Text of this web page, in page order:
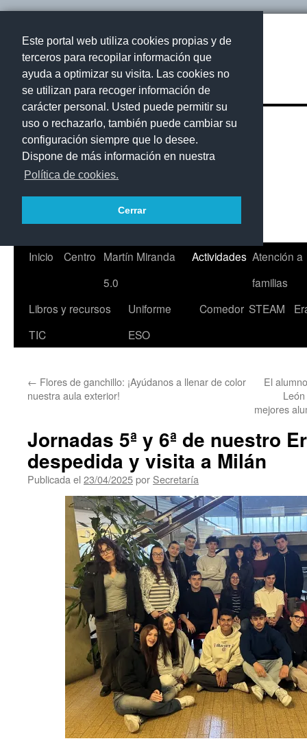
Este portal web utiliza cookies propias y de
terceros para recopilar información que
ayuda a optimizar su visita. Las cookies no
se utilizan para recoger información de
carácter personal. Usted puede permitir su
uso o rechazarlo, también puede cambiar su
configuración siempre que lo desee.
Dispone de más información en nuestra
Política de cookies.
Cerrar
Saltar
contenido
Inicio Centro Martín Miranda
5.0
Actividades Atención a
familias
Libros y recursos
TIC
Uniforme
ESO
Comedor STEAM
← Flores de ganchillo: ¡Ayúdanos a llenar de color
nuestra aula exterior!
El
mejores
Jornadas 5ª y 6ª de nuestro
despedida y visita a Milán
Publicada el 23/04/2025por Secretaría